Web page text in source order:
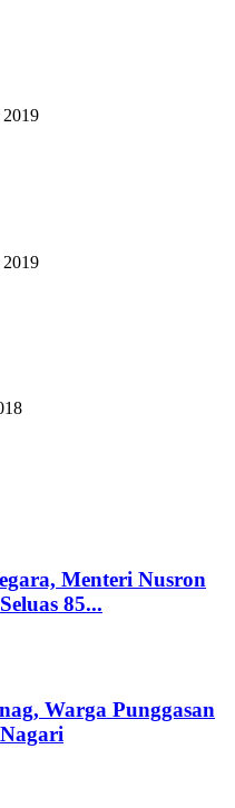
2019
2019
Menteri Nusron
85...
Warga Punggasan